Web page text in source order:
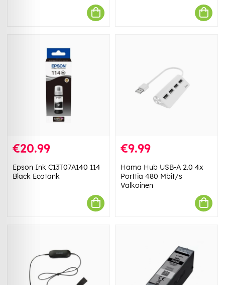
€20.99
Epson Ink C13T07A140 114
Black Ecotank
€9.99
Hama Hub USB-A 2.0 4x
Porttia 480 Mbit/s
Valkoinen